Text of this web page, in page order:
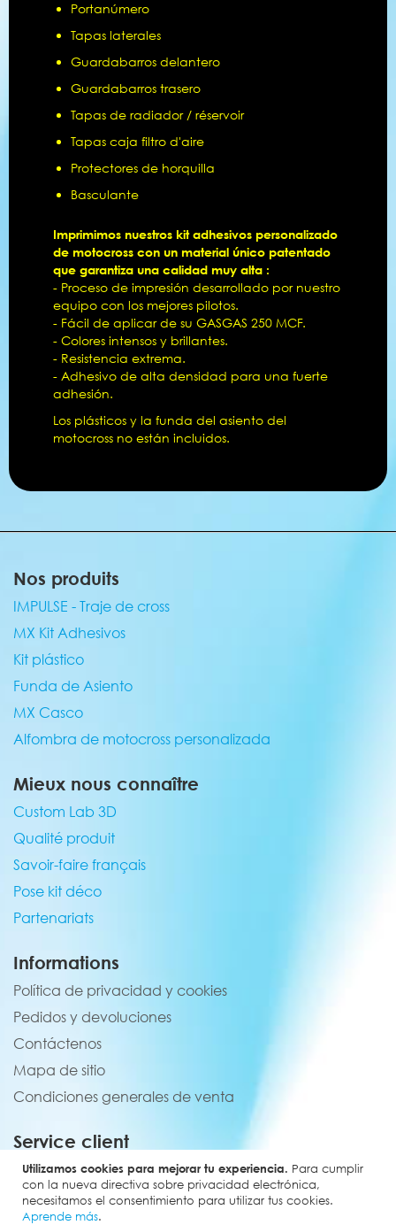
Utilizamos cookies para mejorar tu experiencia. Para cumplir
con la nueva directiva sobre privacidad electrónica,
necesitamos el consentimiento para utilizar tus cookies.
Aprende más.
Portanúmero
Tapas laterales
Guardabarros delantero
Guardabarros trasero
Tapas de radiador / réservoir
Tapas caja filtro d'aire
Protectores de horquilla
Basculante
Imprimimos nuestros kit adhesivos personalizado
de motocross con un material único patentado
que garantiza una calidad muy alta :
- Proceso de impresión desarrollado por nuestro
equipo con los mejores pilotos.
- Fácil de aplicar de su GASGAS 250 MCF.
- Colores intensos y brillantes.
- Resistencia extrema.
- Adhesivo de alta densidad para una fuerte
adhesión.
Los plásticos y la funda del asiento del
motocross no están incluidos.
Nos produits
IMPULSE - Traje de cross
MX Kit Adhesivos
Kit plástico
Funda de Asiento
MX Casco
Alfombra de motocross personalizada
Mieux nous connaître
Custom Lab 3D
Qualité produit
Savoir-faire français
Pose kit déco
Partenariats
Informations
Política de privacidad y cookies
Pedidos y devoluciones
Contáctenos
Mapa de sitio
Condiciones generales de venta
Service client
02 44 84 90 44
contact@elevenmx.com